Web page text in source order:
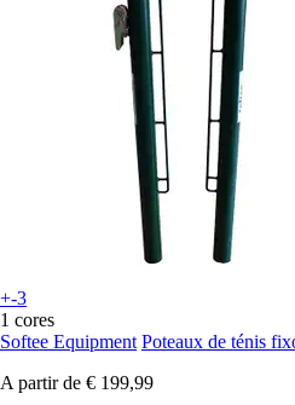
+-3
1 cores
Softee Equipment Poteaux de ténis
A partir de € 199,99